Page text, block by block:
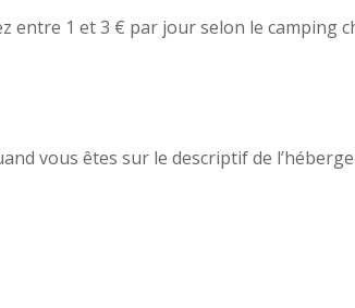
entre 1 et 3 € par jour selon le camping
vous êtes sur le descriptif de